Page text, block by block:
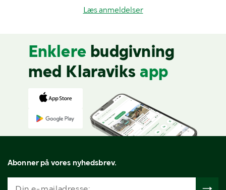
Læs anmeldelser
Enklere budgivning
med Klaraviks app
Abonner på vores nyhedsbrev.